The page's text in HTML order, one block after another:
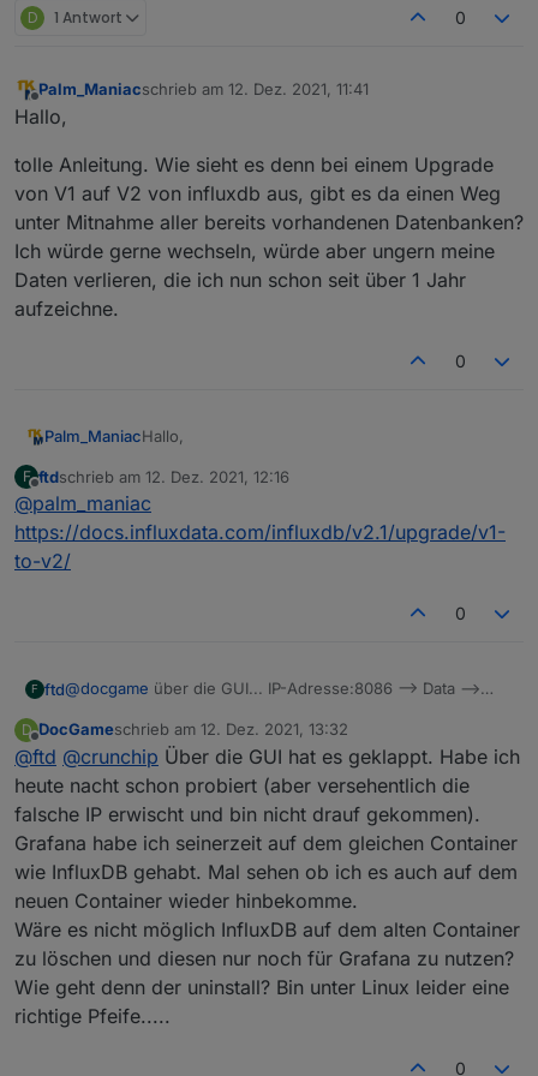
D 1 Antwort 0
Offline
Palm_Maniacschrieb am 12. Dez. 2021, 11:41
zuletzt editiert von
Hallo,
tolle Anleitung. Wie sieht es denn bei einem Upgrade
von V1 auf V2 von influxdb aus, gibt es da einen Weg
unter Mitnahme aller bereits vorhandenen Datenbanken?
Ich würde gerne wechseln, würde aber ungern meine
Daten verlieren, die ich nun schon seit über 1 Jahr
aufzeichne.
0
Palm_ManiacHallo,
tolle Anleitung. Wie sieht es denn bei einem
Upgrade von V1 auf V2 von influxdb aus, gibt es
da einen Weg unter Mitnahme aller bereits
vorhandenen Datenbanken? Ich würde gerne
F
Offline
ftdschrieb am 12. Dez. 2021, 12:16
zuletzt editiert von
@palm_maniac
https://docs.influxdata.com/influxdb/v2.1/upgrade/v1-
to-v2/
0
F ftd@docgame über die GUI... IP-Adresse:8086 --> Data -->
D
Offline
DocGameschrieb am 12. Dez. 2021, 13:32
zuletzt editiert von
@ftd @crunchip Über die GUI hat es geklappt. Habe ich
heute nacht schon probiert (aber versehentlich die
falsche IP erwischt und bin nicht drauf gekommen).
Grafana habe ich seinerzeit auf dem gleichen Container
wie InfluxDB gehabt. Mal sehen ob ich es auch auf dem
neuen Container wieder hinbekomme.
Wäre es nicht möglich InfluxDB auf dem alten Container
zu löschen und diesen nur noch für Grafana zu nutzen?
Wie geht denn der uninstall? Bin unter Linux leider eine
richtige Pfeife.....
0